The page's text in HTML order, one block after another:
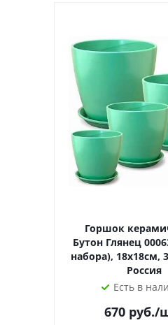
Горшок
Бутон Глянец
набора), 18х18см,
Россия
Есть в
670 руб./